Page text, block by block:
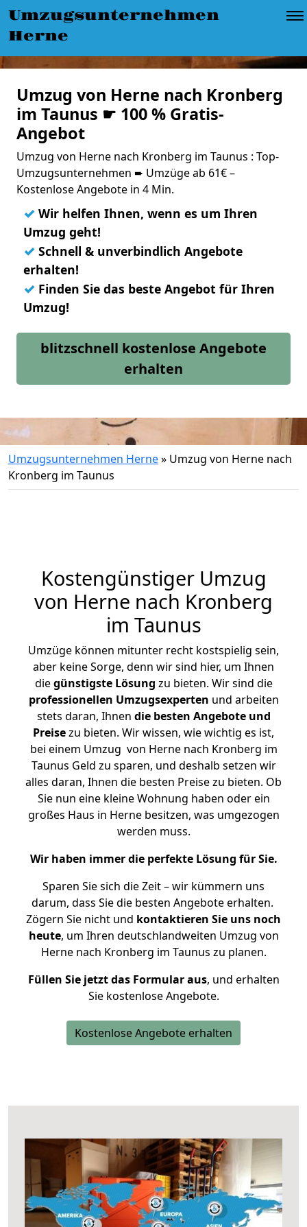
Umzugsunternehmen
Herne
Umzug von Herne nach Kronberg
im Taunus ☛ 100 % Gratis-
Angebot
Umzug von Herne nach Kronberg im Taunus : Top-
Umzugsunternehmen ➨ Umzüge ab 61€ –
Kostenlose Angebote in 4 Min.
✓ Wir helfen Ihnen, wenn es um Ihren
Umzug geht!
✓ Schnell & unverbindlich Angebote
erhalten!
✓ Finden Sie das beste Angebot für Ihren
Umzug!
blitzschnell kostenlose Angebote
erhalten
Umzugsunternehmen Herne» Umzug von Herne nach
Kronberg im Taunus
Kostengünstiger Umzug
von Herne nach Kronberg
im Taunus
Umzüge können mitunter recht kostspielig sein,
aber keine Sorge, denn wir sind hier, um Ihnen
diegünstigste Lösung zu bieten. Wir sind die
professionellen Umzugsexperten und arbeiten
stets daran, Ihnen die besten Angebote und
Preisezu bieten. Wir wissen, wie wichtig es ist,
bei einem Umzug von Herne nach Kronberg im
Taunus Geld zu sparen, und deshalb setzen wir
alles daran, Ihnen die besten Preise zu bieten. Ob
Sie nun eine kleine Wohnung haben oder ein
großes Haus in Herne besitzen, was umgezogen
werden muss.
Wir haben immer die perfekte Lösung für Sie.
Sparen Sie sich die Zeit – wir kümmern uns
darum, dass Sie die besten Angebote erhalten.
Zögern Sie nicht und kontaktieren Sie uns noch
heute, um Ihren deutschlandweiten Umzug von
Herne nach Kronberg im Taunus zu planen.
Füllen Sie jetzt das Formular aus, und erhalten
Sie kostenlose Angebote.
Kostenlose Angebote erhalten